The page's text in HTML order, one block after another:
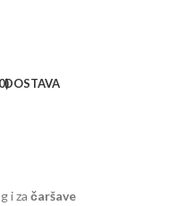
DOSTAVA
i za čaršave